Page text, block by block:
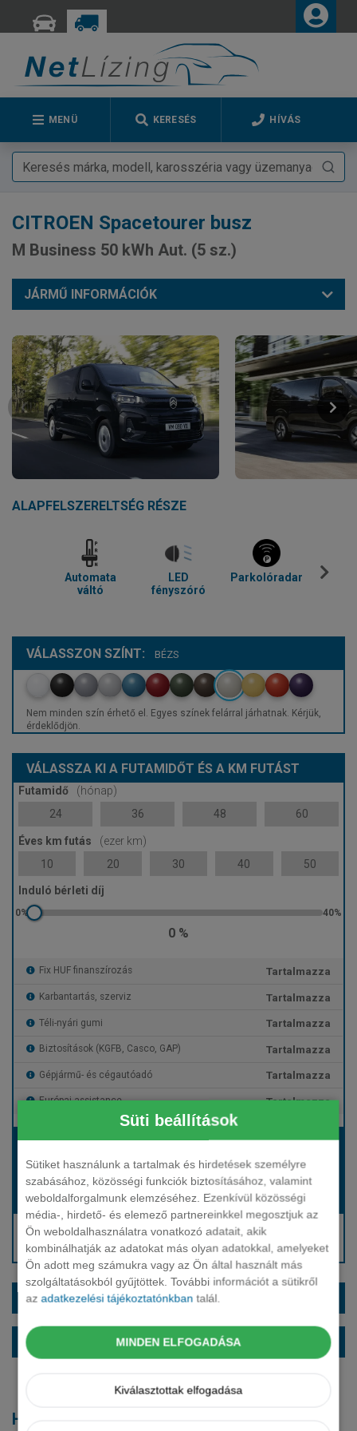
Süti beállítások
Sütiket használunk a tartalmak és hirdetések személyre
szabásához, közösségi funkciók biztosításához, valamint
weboldalforgalmunk elemzéséhez. Ezenkívül közösségi
média-, hirdető- és elemező partnereinkkel megosztjuk az
Ön weboldalhasználatra vonatkozó adatait, akik
kombinálhatják az adatokat más olyan adatokkal, amelyeket
Ön adott meg számukra vagy az Ön által használt más
szolgáltatásokból gyűjtöttek. További információt a sütikről
azadatkezelési tájékoztatónkban talál.
MINDEN ELFOGADÁSA
Kiválasztottak elfogadása
MENÜ KERESÉS HÍVÁS
CITROEN Spacetourer busz
M Business 50 kWh Aut. (5 sz.)
JÁRMŰ INFORMÁCIÓK
ALAPFELSZERELTSÉG RÉSZE
Automata
váltó
LED
fényszóró
Parkolóradar
VÁLASSZON SZÍNT: BÉZS
Nem minden szín érhető el. Egyes színek felárral járhatnak. Kérjük,
érdeklődjön.
VÁLASSZA KI A FUTAMIDŐT ÉS A KM FUTÁST
Futamidő
(hónap)
24
36 48 60
Éves km futás
(ezer km)
10
20 30 40 50
Induló bérleti díj
0 %
Fix HUF finanszírozás Tartalmazza
Karbantartás, szerviz Tartalmazza
Téli-nyári gumi Tartalmazza
Biztosítások (KGFB, Casco, GAP) Tartalmazza
Gépjármű- és cégautóadó Tartalmazza
Európai assistance Tartalmazza
Bérleti díj:
Hívjon bennünket!
Induló bérleti díj: Hívjon bennünket!
Hívjon: +36 1 888 0088
Kérjen visszahívást!
EXTRÁK ÉS SZÍNEK
ALAPFELSZERELTSÉG
Hasonló modellek